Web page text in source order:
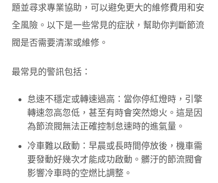
題並尋求專業協助，可以避免更大的維修費用和安
全風險。以下是一些常見的症狀，幫助你判斷節流
閥是否需要清潔或維修。
最常見的警訊包括：
怠速不穩定或轉速過高：當你停紅燈時，引擎
轉速忽高忽低，甚至有時會突然熄火。這是因
為節流閥無法正確控制怠速時的進氣量。
冷車難以啟動：早晨或長時間停放後，機車需
要發動好幾次才能成功啟動。髒汙的節流閥會
影響冷車時的空燃比調整。